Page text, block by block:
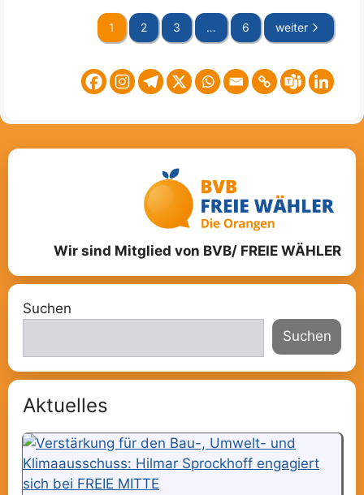
1 2 3 … 6 weiter
Wir sind Mitglied von BVB/ FREIE WÄHLER
Suchen
Suchen
Aktuelles